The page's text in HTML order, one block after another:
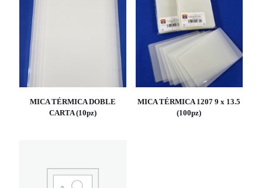
MICA TÉRMICA DOBLE
CARTA (10pz)
MICA TÉRMICA 1207 9 x 13.5
(100pz)